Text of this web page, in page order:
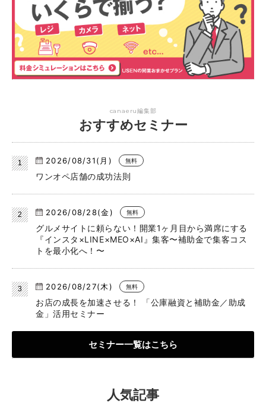
canaeru編集部
おすすめセミナー
2026/08/31(月) 無料
ワンオペ店舗の成功法則
2026/08/28(金) 無料
グルメサイトに頼らない！開業1ヶ月目から満席にする
『インスタ×LINE×MEO×AI』集客〜補助金で集客コス
トを最小化へ！〜
2026/08/27(木) 無料
お店の成長を加速させる！ 「公庫融資と補助金／助成
金」活用セミナー
セミナー一覧はこちら
人気記事